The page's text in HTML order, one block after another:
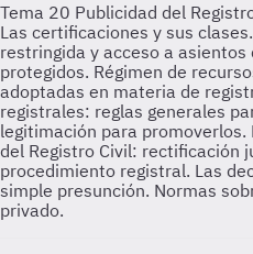
Tema 20 Publicidad del
Las certificaciones y sus
restringida y acceso a
protegidos. Régimen de
adoptadas en materia de
registrales: reglas generales
legitimación para
del Registro Civil: rectificación
procedimiento registral. Las
simple presunción. Normas
privado.